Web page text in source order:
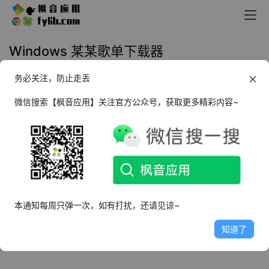
Windows 某某歌单下载器
2024年2月7日 21:31 上传下载
工具，内置的歌单分类非常丰富，你可以轻松找
到大量符合自己喜好的歌曲。
软件特点
免费无广告，界面简洁，无需安装，操作简单
务必关注，防止走丢
微信搜索【枫音应用】关注官方公众号，获取更多精彩内容~
本通知每周只弹一次，如有打扰，还请见谅~
知道了